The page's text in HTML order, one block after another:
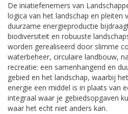
De iniatiefenemers van
logica van het landschap en pleiten
duurzame energieproductie
biodiversiteit en robuuste
worden gerealiseerd door slimme
waterbeheer, circulaire landbouw,
recreatie: een samenhangend en
gebied en het landschap, waarbij
energie een middel is in plaats van
integraal waar je gebiedsopgaven
waar het echt niet anders kan.